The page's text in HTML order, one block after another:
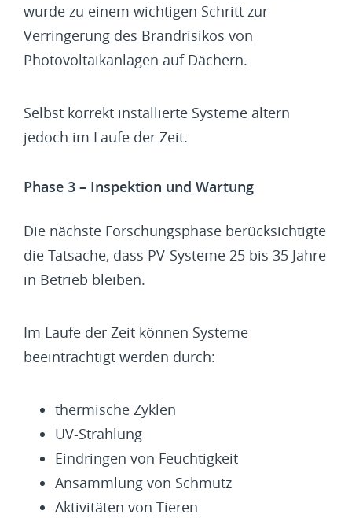
wurde zu einem wichtigen Schritt zur
Verringerung des Brandrisikos von
Photovoltaikanlagen auf Dächern.
Selbst korrekt installierte Systeme altern
jedoch im Laufe der Zeit.
Phase 3 – Inspektion und Wartung
Die nächste Forschungsphase berücksichtigte
die Tatsache, dass PV-Systeme 25 bis 35 Jahre
in Betrieb bleiben.
Im Laufe der Zeit können Systeme
beeinträchtigt werden durch:
thermische Zyklen
UV-Strahlung
Eindringen von Feuchtigkeit
Ansammlung von Schmutz
Aktivitäten von Tieren